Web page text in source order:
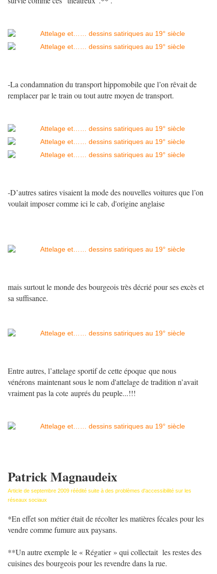
-La condamnation du transport hippomobile que l’on rêvait de
remplacer par le train ou tout autre moyen de transport.
-D’autres satires visaient la mode des nouvelles voitures que l’on
voulait imposer comme ici le cab, d'origine anglaise
mais surtout le monde des bourgeois très décrié pour ses excès et
sa suffisance.
Entre autres, l’attelage sportif de cette époque que nous
vénérons maintenant sous le nom d'attelage de tradition n’avait
vraiment pas la cote auprés du peuple...!!!
Patrick Magnaudeix
Article de septembre 2009 réédité suite à des problèmes d'accessibilité sur les
réseaux sociaux
*En effet son métier était de récolter les matières fécales pour les
vendre comme fumure aux paysans.
**Un autre exemple le « Régatier » qui collectait les restes des
cuisines des bourgeois pour les revendre dans la rue.